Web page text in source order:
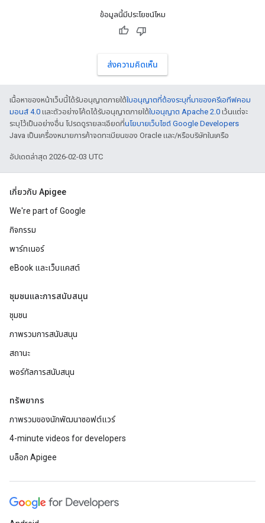
ข้อมูลนี้มีประโยชน์ไหม
ส่งความคิดเห็น
เนื้อหาของหน้าเว็บนี้ได้รับอนุญาตภายใต้ใบอนุญาตที่ต้องระบุที่มาของครีเอทีฟคอม
มอนส์ 4.0 และตัวอย่างโค้ดได้รับอนุญาตภายใต้ใบอนุญาต Apache 2.0 เว้นแต่จะ
ระบุไว้เป็นอย่างอื่น โปรดดูรายละเอียดที่นโยบายเว็บไซต์ Google Developers
Java เป็นเครื่องหมายการค้าจดทะเบียนของ Oracle และ/หรือบริษัทในเครือ
อัปเดตล่าสุด 2026-02-03 UTC
เกี่ยวกับ Apigee
We're part of Google
กิจกรรม
พาร์ทเนอร์
eBook และเว็บแคสต์
ชุมชนและการสนับสนุน
ชุมชน
ภาพรวมการสนับสนุน
สถานะ
พอร์ทัลการสนับสนุน
ทรัพยากร
ภาพรวมของนักพัฒนาซอฟต์แวร์
4-minute videos for developers
บล็อก Apigee